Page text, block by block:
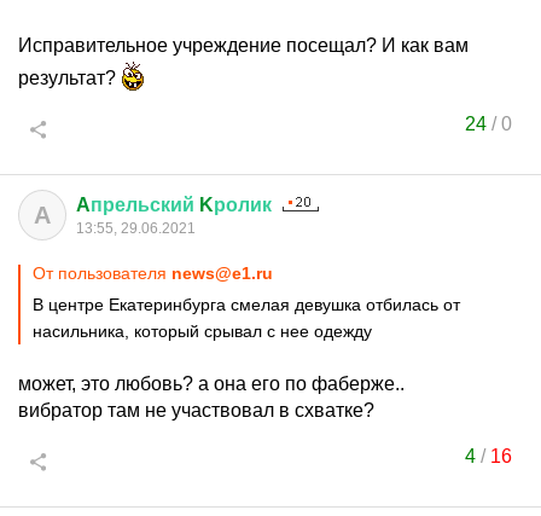
Исправительное учреждение посещал? И как вам
результат?
24 /0
A Aпрельский Kролик
13:55, 29.06.2021
От пользователя news@e1.ru
В центре Екатеринбурга смелая девушка отбилась от
насильника, который срывал с нее одежду
может, это любовь? а она его по фаберже..
вибратор там не участвовал в схватке?
4 / 16